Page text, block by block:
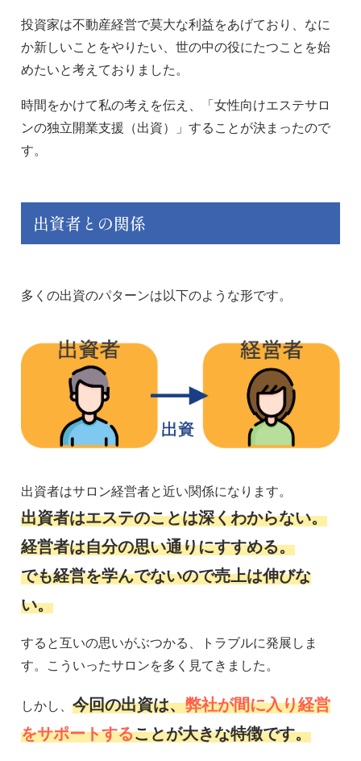
投資家は不動産経営で莫大な利益をあげており、なに
か新しいことをやりたい、世の中の役にたつことを始
めたいと考えておりました。
時間をかけて私の考えを伝え、「女性向けエステサロ
ンの独立開業支援（出資）」することが決まったので
す。
出資者との関係
多くの出資のパターンは以下のような形です。
出資者はサロン経営者と近い関係になります。
出資者はエステのことは深くわからない。
経営者は自分の思い通りにすすめる。
でも経営を学んでないので売上は伸びな
い。
すると互いの思いがぶつかる、トラブルに発展しま
す。こういったサロンを多く見てきました。
しかし、今回の出資は、弊社が間に入り経営
をサポートすることが大きな特徴です。